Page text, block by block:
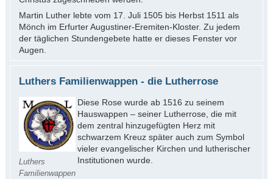
Martin Luther lebte vom 17. Juli 1505 bis Herbst 1511 als
Mönch im Erfurter Augustiner-Eremiten-Kloster. Zu jedem
der täglichen Stundengebete hatte er dieses Fenster vor
Augen.
Luthers Familienwappen - die Lutherrose
Luthers
Familienwappen
Diese Rose wurde ab 1516 zu seinem
Hauswappen – seiner Lutherrose, die mit
dem zentral hinzugefügten Herz mit
schwarzem Kreuz später auch zum Symbol
vieler evangelischer Kirchen und lutherischer
Institutionen wurde.